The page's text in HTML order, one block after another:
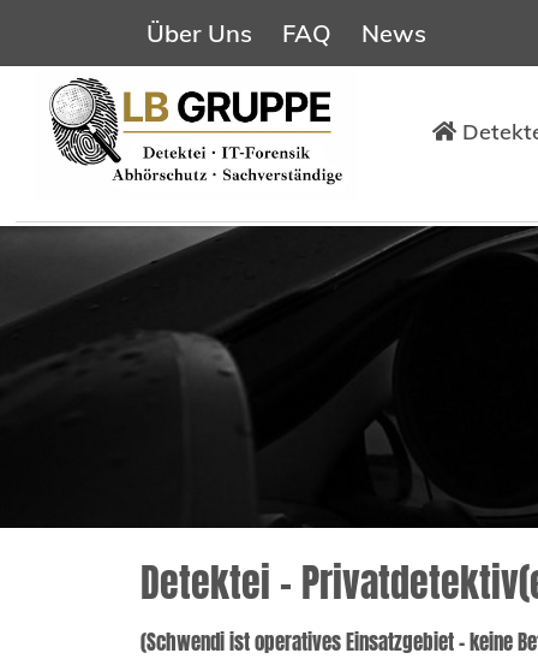
Über Uns FAQ News
Detektei –
(Schwendi ist operatives Einsatzgebiet – keine